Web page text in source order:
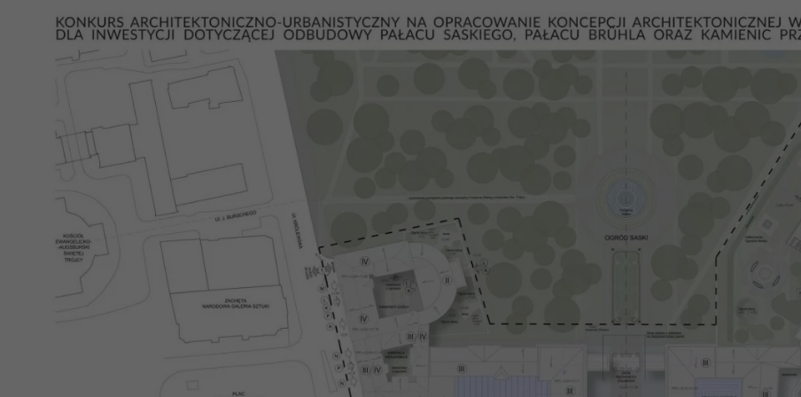
Doświadczenie
znikną ze strony
internetowej.
swoje
zainteresowania i
zachowania
podczas
odwiedzania naszej